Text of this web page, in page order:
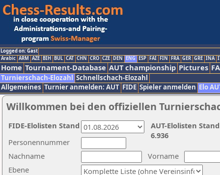
Logged on: Gast
Arabic ARM AZE BIH BUL CAT CHN CRO CZE DEN ENG ESP FAI FIN FRA GER GRE INA
Home Tournament-Database AUT championship Pictures
Turnierschach-Elozahl Schnellschach-Elozahl
Allgemeines Turnier anmelden: AUT FIDE Spieler anmelden Elo
Willkommen bei den offiziellen
Nachname
Vorname
Ebene
Personennummer
AUT-Elolisten
6.936
FIDE-Elolisten Stand